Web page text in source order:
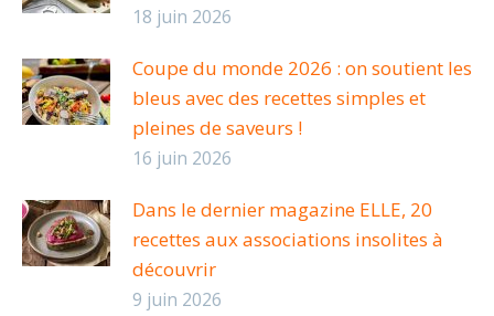
18 juin 2026
Coupe du monde 2026 : on soutient les
bleus avec des recettes simples et
pleines de saveurs !
16 juin 2026
Dans le dernier magazine ELLE, 20
recettes aux associations insolites à
découvrir
9 juin 2026